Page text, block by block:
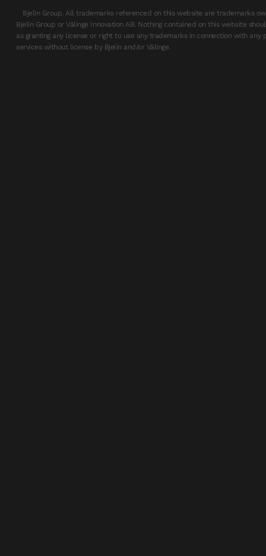
Bjelin Group. All trademarks referenced on this website are trademarks
Bjelin Group or Välinge Innovation AB. Nothing contained on this website
as granting any license or right to use any trademarks in connection with any
services without license by Bjelin and/or Välinge.